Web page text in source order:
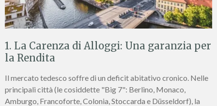
1. La Carenza di Alloggi: Una garanzia per
la Rendita
Il mercato tedesco soffre di un deficit abitativo cronico. Nelle
principali città (le cosiddette "Big 7": Berlino, Monaco,
Amburgo, Francoforte, Colonia, Stoccarda e Düsseldorf), la